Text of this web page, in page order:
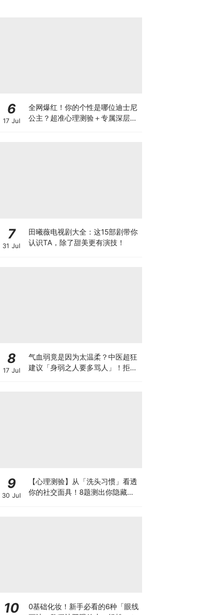
6
17 Jul
全网爆红！你的个性是哪位迪士尼
公主？超准心理测验＋专属深层保
7
31 Jul
田曦薇电视剧大全：这15部剧带你
认识TA，除了甜美更有演技！
8
17 Jul
气血弱竟是因为太温柔？中医超狂
建议「身弱之人要多骂人」！拒绝
9
30 Jul
【心理测验】从「洗头习惯」看透
你的社交面具！8题测出你隐藏在
10
0基础化妆！新手必看的6种「眼线